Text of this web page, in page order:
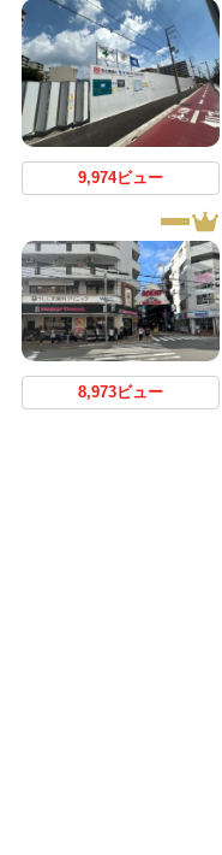
9,974ビュー
8,973ビュー